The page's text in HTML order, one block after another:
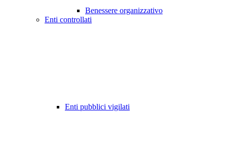
Benessere organizzativo
Enti controllati
Enti pubblici vigilati